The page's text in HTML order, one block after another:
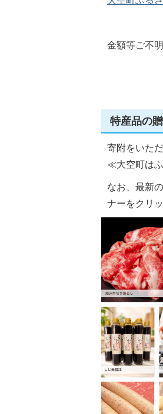
金額等ご不
特産品の
寄附をいた
≪大空町は
なお、最新
ナーをクリ